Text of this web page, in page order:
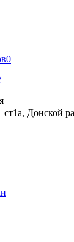
0
Донской